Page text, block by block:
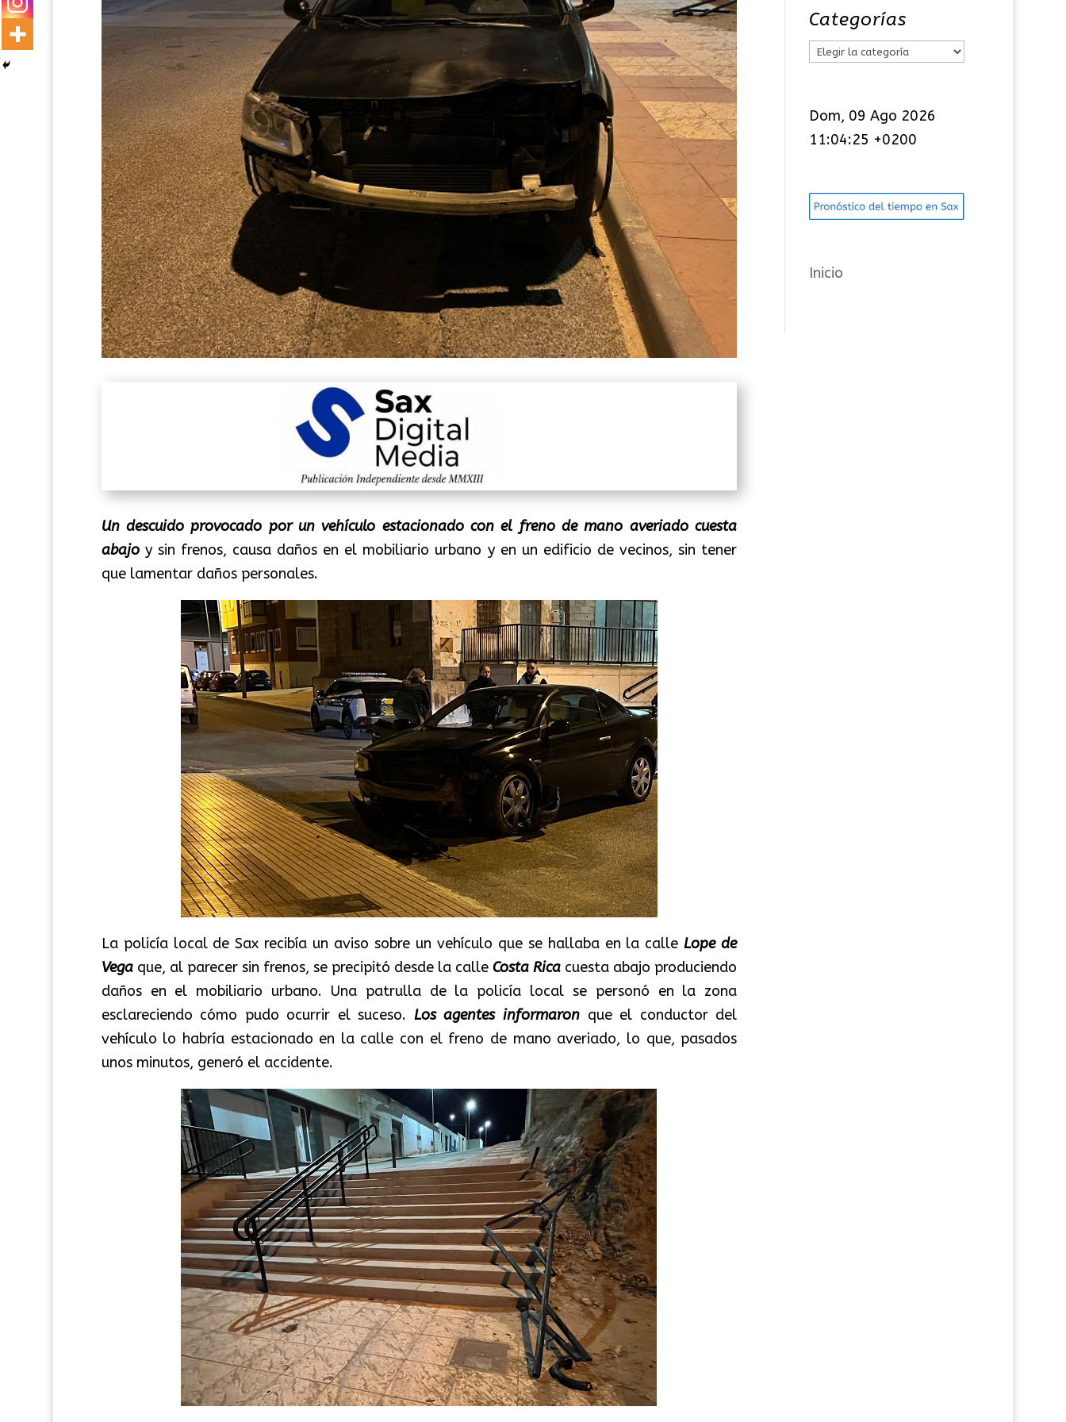
Un descuido provocado por un vehículo estacionado con el freno de mano averiado cuesta
abajo y sin frenos, causa daños en el mobiliario urbano y en un edificio de vecinos, sin tener
que lamentar daños personales.
La policía local de Sax recibía un avisosobre un vehículo que se hallaba en la calleLope de
Vegaque, al parecer sin frenos, se precipitó desde la calleCosta Rica cuesta abajo produciendo
daños en el mobiliario urbano. Una patrulla de la policía local se personó en la zona
esclareciendo cómo pudo ocurrir el suceso. Los agentesinformaron que el conductor del
vehículo lo habría estacionado en la calle con el freno de mano averiado, lo que, pasados
unos minutos, generó el accidente.
Categorías
C
e
g
r
í
s
Dom, 09 Ago 2026
11:04:26 +0200
Inicio